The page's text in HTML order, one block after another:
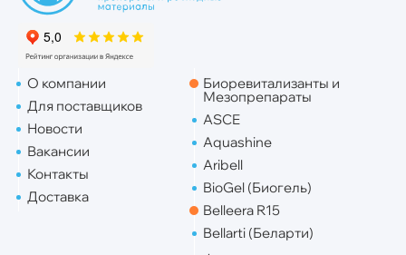
О компании
Для поставщиков
Новости
Вакансии
Контакты
Доставка
Биоревитализанты и
Мезопрепараты
ASCE
Aquashine
Aribell
BioGel (Биогель)
Belleera R15
Bellarti (Беларти)